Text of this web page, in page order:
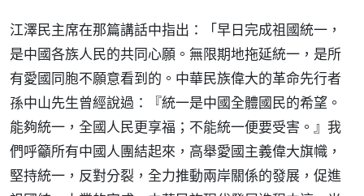
江澤民主席在那篇講話中指出：「早日完成祖國統一，
是中國各族人民的共同心願。無限期地拖延統一，是所
有愛國同胞不願意看到的。中華民族偉大的革命先行者
孫中山先生曾經說過：『統一是中國全體國民的希望。
能夠統一，全國人民更享福；不能統一便要受害。』我
們呼籲所有中國人團結起來，高舉愛國主義偉大旗幟，
堅持統一，反對分裂，全力推動兩岸關係的發展，促進